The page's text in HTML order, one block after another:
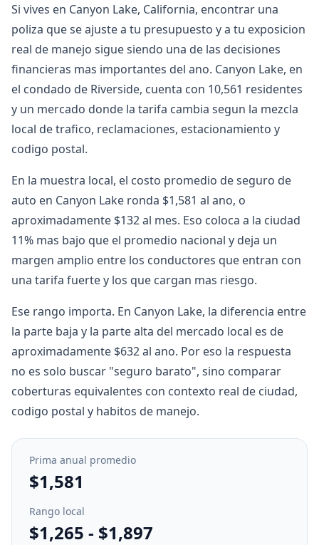
Si vives en Canyon Lake, California, encontrar una
poliza que se ajuste a tu presupuesto y a tu exposicion
real de manejo sigue siendo una de las decisiones
financieras mas importantes del ano. Canyon Lake, en
el condado de Riverside, cuenta con 10,561 residentes
y un mercado donde la tarifa cambia segun la mezcla
local de trafico, reclamaciones, estacionamiento y
codigo postal.
En la muestra local, el costo promedio de seguro de
auto en Canyon Lake ronda $1,581 al ano, o
aproximadamente $132 al mes. Eso coloca a la ciudad
11% mas bajo que el promedio nacional y deja un
margen amplio entre los conductores que entran con
una tarifa fuerte y los que cargan mas riesgo.
Ese rango importa. En Canyon Lake, la diferencia entre
la parte baja y la parte alta del mercado local es de
aproximadamente $632 al ano. Por eso la respuesta
no es solo buscar "seguro barato", sino comparar
coberturas equivalentes con contexto real de ciudad,
codigo postal y habitos de manejo.
Prima anual promedio
$1,581
Rango local
$1,265 - $1,897